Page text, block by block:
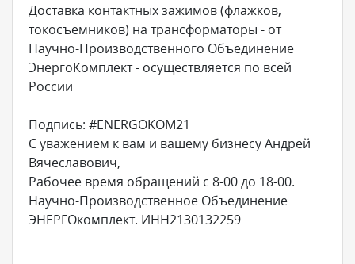
Доставка контактных зажимов (флажков,
токосъемников) на трансформаторы - от
Научно-Производственного Объединение
ЭнергоКомплект - осуществляется по всей
России
Подпись: #ENERGOKOM21
С уважением к вам и вашему бизнесу Андрей
Вячеславович,
Рабочее время обращений с 8-00 до 18-00.
Научно-Производственное Объединение
ЭНЕРГОкомплект. ИНН2130132259